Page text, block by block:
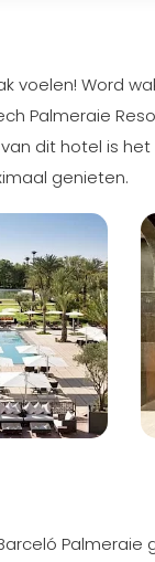
voelen! Word
Palmeraie
dit hotel is
genieten.